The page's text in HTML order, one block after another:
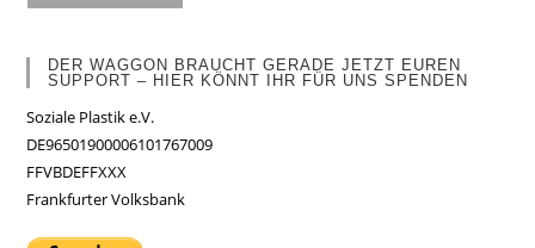
DER WAGGON BRAUCHT GERADE JETZT EUREN
SUPPORT – HIER KÖNNT IHR FÜR UNS SPENDEN
Soziale Plastik e.V.
DE96501900006101767009
FFVBDEFFXXX
Frankfurter Volksbank